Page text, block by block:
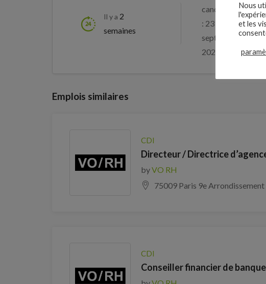
Il y a 2
semaines
candidatures
: 23
septembre
2026
Emplois similaires
CDI
Directeur / Directrice
byVO RH
75009 Paris 9e Arrondissement
CDI
Conseiller financier de
Nous
et les